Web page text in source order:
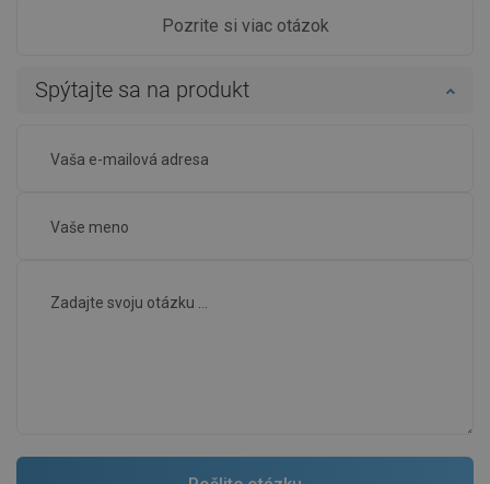
Pozrite si viac otázok
Spýtajte sa na produkt